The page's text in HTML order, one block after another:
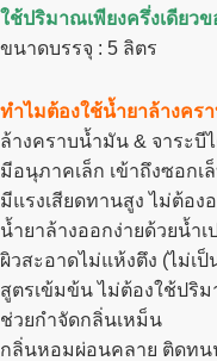
ใช้ปริมาณเพียงครึ่งเดียว
ขนาดบรรจุ : 5 ลิตร
ทำไมต้องใช้น้ำยาล้างคร
ล้างคราบน้ำมัน & จาระบี
มีอนุภาคเล็ก เข้าถึงซอกเ
มีแรงเสียดทานสูง ไม่ต้อง
น้ำยาล้างออกง่ายด้วยน้ำเ
ผิวสะอาดไม่แห้งตึง (ไม่เ
สูตรเข้มข้น ไม่ต้องใช้ปริ
ช่วยกำจัดกลิ่นเหม็น
กลิ่นหอมผ่อนคลาย ติดทน